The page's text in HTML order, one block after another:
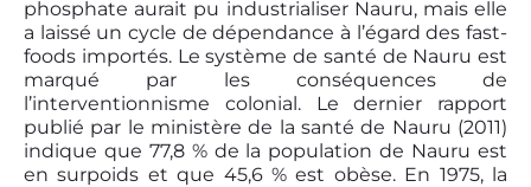
phosphate aurait pu industrialiser Nauru, mais elle
a laissé un cycle de dépendance à l’égard des fast-
foods importés. Le système de santé de Nauru est
marqué par les conséquences de
l’interventionnisme colonial. Le dernier rapport
publié par le ministère de la santé de Nauru (2011)
indique que 77,8 % de la population de Nauru est
en surpoids et que 45,6 % est obèse. En 1975, la